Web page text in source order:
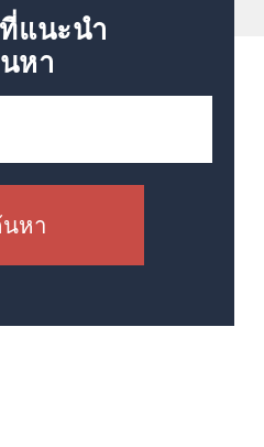
แนะนำ
หา
หา